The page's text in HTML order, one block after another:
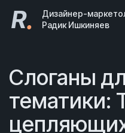
R.
Дизайнер-
Радик Ишкиняев
Слоганы
тематики: